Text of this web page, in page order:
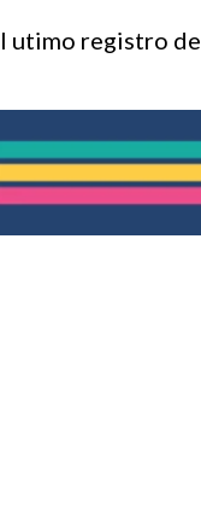
utimo registro de